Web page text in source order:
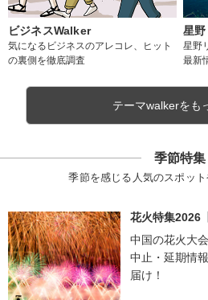
ビジネスWalker
気になるビジネスのアレコレ、ヒット
の裏側を徹底調査
星
星野
最新
テーマwalkerをも
季節特集
季節を感じる人気のスポッ
花火特集2026
中国の花火大
中止・延期情
届け！